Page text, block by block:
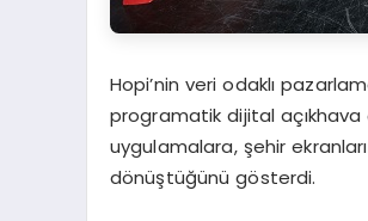
Hopi’nin veri odaklı
programatik dijital
uygulamalara, şehir
dönüştüğünü gösterdi.